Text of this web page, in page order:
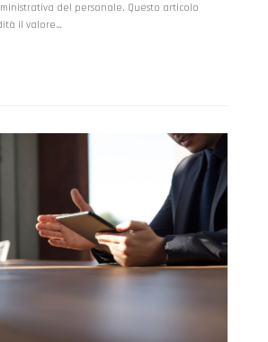
del personale. Questo articolo
il valore…